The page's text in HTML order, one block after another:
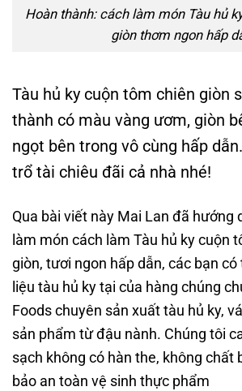
Hoàn thành: cách làm món Tàu hủ
giòn thơm ngon hấp
Tàu hủ ky cuộn tôm chiên giòn
thành có màu vàng ươm, giòn
ngọt bên trong vô cùng hấp
trổ tài chiêu đãi cả nhà nhé!
Qua bài viết này Mai Lan đã hướng
làm món cách làm Tàu hủ ky cuộn
giòn, tươi ngon hấp dẫn, các bạn
liệu tàu hủ ky tại của hàng chúng
Foods chuyên sản xuất tàu hủ ky,
sản phẩm từ đậu nành. Chúng tôi
sạch không có hàn the, không chất
bảo an toàn vệ sinh thực phẩm